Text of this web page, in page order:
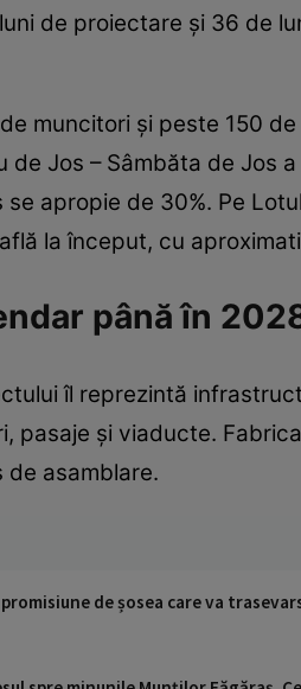
de proiectare și 36 de
muncitori și peste 150
Jos – Sâmbăta de Jos
apropie de 30%. Pe
la început, cu
până în
îl reprezintă
pasaje și viaducte.
asamblare.
de șosea care va